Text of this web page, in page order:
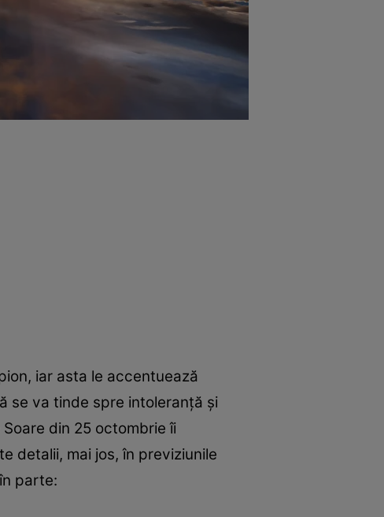
iar asta le accentuează
se va tinde spre intoleranță și
din 25 octombrie îi
detalii, mai jos, în previziunile
parte: